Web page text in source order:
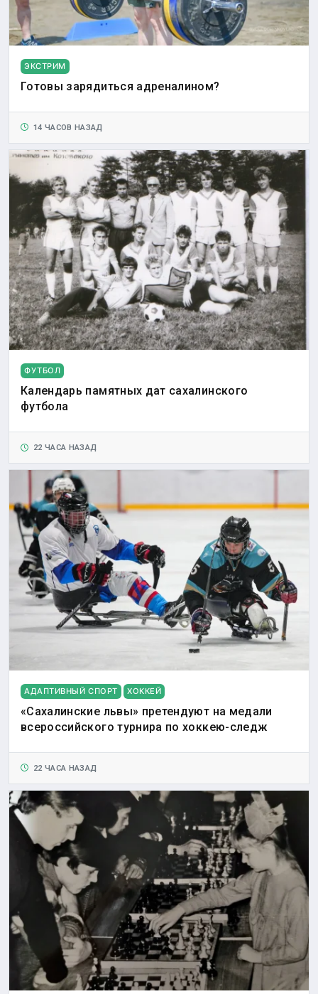
ЭКСТРИМ
Готовы зарядиться адреналином?
14 ЧАСОВ НАЗАД
ФУТБОЛ
Календарь памятных дат сахалинского
футбола
22 ЧАСА НАЗАД
АДАПТИВНЫЙ СПОРТ ХОККЕЙ
«Сахалинские львы» претендуют на медали
всероссийского турнира по хоккею-следж
22 ЧАСА НАЗАД